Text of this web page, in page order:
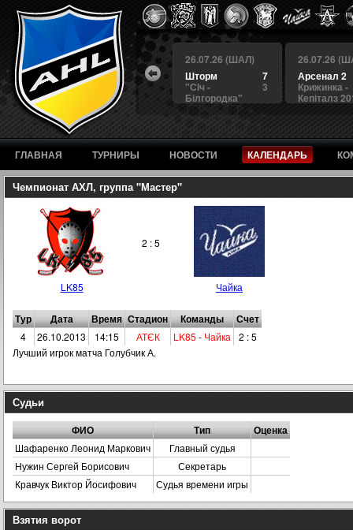
4
4
26.07.26 (ШАЛ)
3
БЕРКУТ
1
Альянс
26.07.26 (ШАЛ)
7
Шторм
3
"Сiч -
Білгородка"
26.07.26
Арсенал 2
Крижинка -
Кепіталз
ГЛАВНАЯ ТУРНИРЫ НОВОСТИ КАЛЕНДАРЬ
Чемпионат АХЛ, группа "Мастер"
2 : 5
LK85 Чайка
Тур Дата Время Стадион Команды Счет
4 26.10.2013 14:15 АТЄК LK85 - Чайка
2 : 5
Лучший игрок матча Голубчик А.
Судьи
ФИО Тип Оценка
Шафаренко Леонид Маркович
Главный судья
Нужин Сергей Борисович
Секретарь
Кравчук Виктор Йосифович
Судья времени игры
Взятия ворот